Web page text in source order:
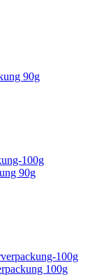
90g
90g
100g